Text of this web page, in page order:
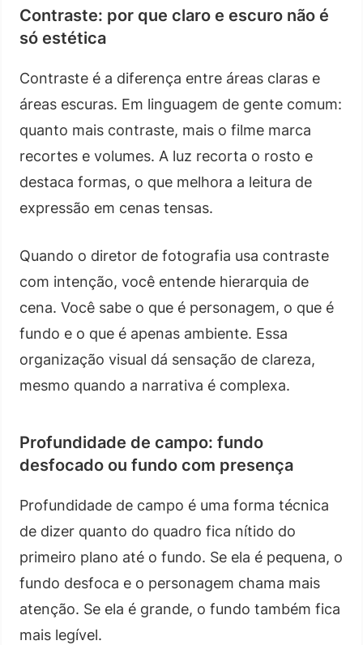
Contraste: por que claro e escuro não é
só estética
Contraste é a diferença entre áreas claras e
áreas escuras. Em linguagem de gente comum:
quanto mais contraste, mais o filme marca
recortes e volumes. A luz recorta o rosto e
destaca formas, o que melhora a leitura de
expressão em cenas tensas.
Quando o diretor de fotografia usa contraste
com intenção, você entende hierarquia de
cena. Você sabe o que é personagem, o que é
fundo e o que é apenas ambiente. Essa
organização visual dá sensação de clareza,
mesmo quando a narrativa é complexa.
Profundidade de campo: fundo
desfocado ou fundo com presença
Profundidade de campo é uma forma técnica
de dizer quanto do quadro fica nítido do
primeiro plano até o fundo. Se ela é pequena, o
fundo desfoca e o personagem chama mais
atenção. Se ela é grande, o fundo também fica
mais legível.